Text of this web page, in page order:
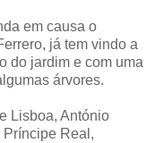
em causa o
já tem vindo a
do jardim e com uma
árvores.
Lisboa, António
Príncipe Real,